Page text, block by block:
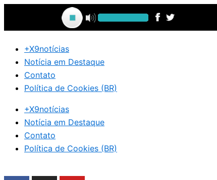
Ir
o
conteúdo+X9notícias
Notícia em Destaque
Contato
Política de Cookies (BR)
+X9notícias
Notícia em Destaque
Contato
Política de Cookies (BR)